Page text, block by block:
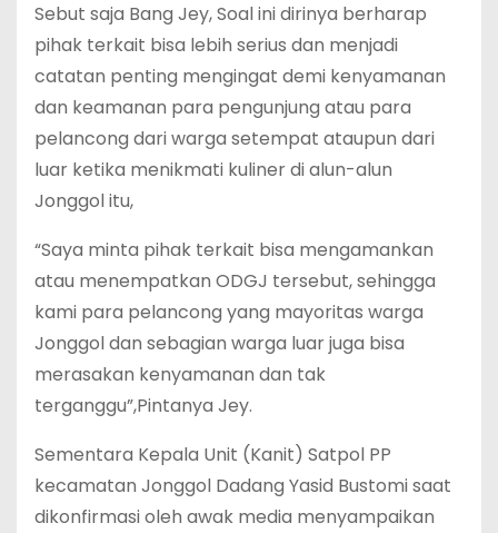
Sebut saja Bang Jey, Soal ini dirinya berharap
pihak terkait bisa lebih serius dan menjadi
catatan penting mengingat demi kenyamanan
dan keamanan para pengunjung atau para
pelancong dari warga setempat ataupun dari
luar ketika menikmati kuliner di alun-alun
Jonggol itu,
“Saya minta pihak terkait bisa mengamankan
atau menempatkan ODGJ tersebut, sehingga
kami para pelancong yang mayoritas warga
Jonggol dan sebagian warga luar juga bisa
merasakan kenyamanan dan tak
terganggu”,Pintanya Jey.
Sementara Kepala Unit (Kanit) Satpol PP
kecamatan Jonggol Dadang Yasid Bustomi saat
dikonfirmasi oleh awak media menyampaikan